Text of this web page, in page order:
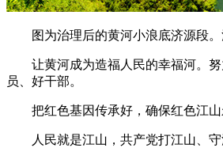
图为治理后的黄河小浪底济源段。
让黄河成为造福人民的幸福河。努
员、好干部。
把红色基因传承好，确保红色江山
人民就是江山，共产党打江山、守